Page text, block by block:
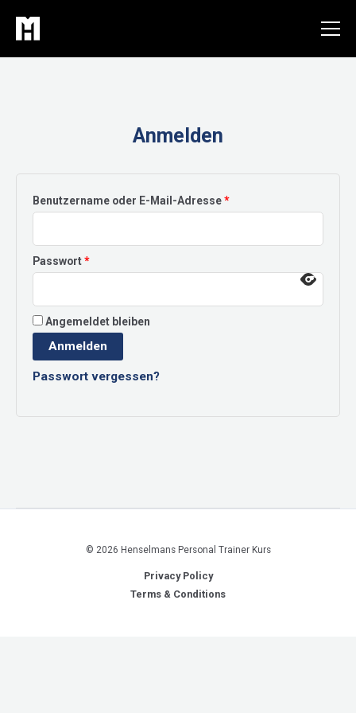
Inhalt
springen
Anmelden
Benutzername oder E-Mail-Adresse*Erforderlich
Passwort*Erforderlich
Angemeldet bleiben
Anmelden
Passwort vergessen?
© 2026 Henselmans Personal Trainer Kurs
Privacy Policy
Terms & Conditions